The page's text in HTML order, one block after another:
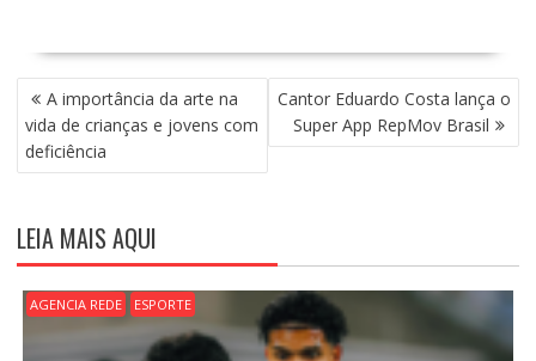
N
A
V
E
A
Ç
Ã
O
D
A importância da arte na
vida de crianças e jovens com
deficiência
Cantor Eduardo Costa lança o
Super App RepMov Brasil
LEIA MAIS AQUI
AGENCIA REDE ESPORTE